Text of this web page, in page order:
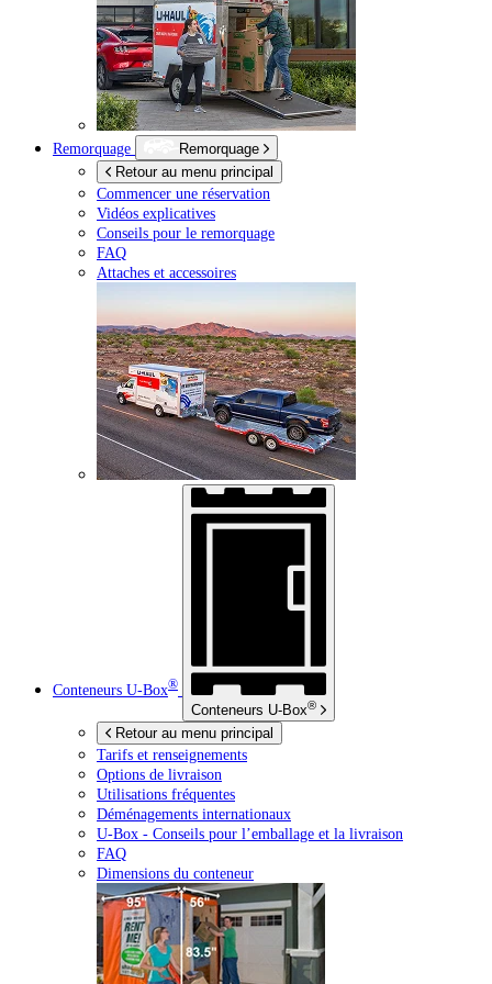
Remorquage
Remorquage
Retour au menu principal
Commencer une réservation
Vidéos explicatives
Conseils pour le remorquage
FAQ
Attaches et accessoires
Conteneurs U-Box®
Conteneurs U-Box®
Retour au menu principal
Tarifs et renseignements
Options de livraison
Utilisations fréquentes
Déménagements internationaux
U-Box - Conseils pour l’emballage et la livraison
FAQ
Dimensions du conteneur